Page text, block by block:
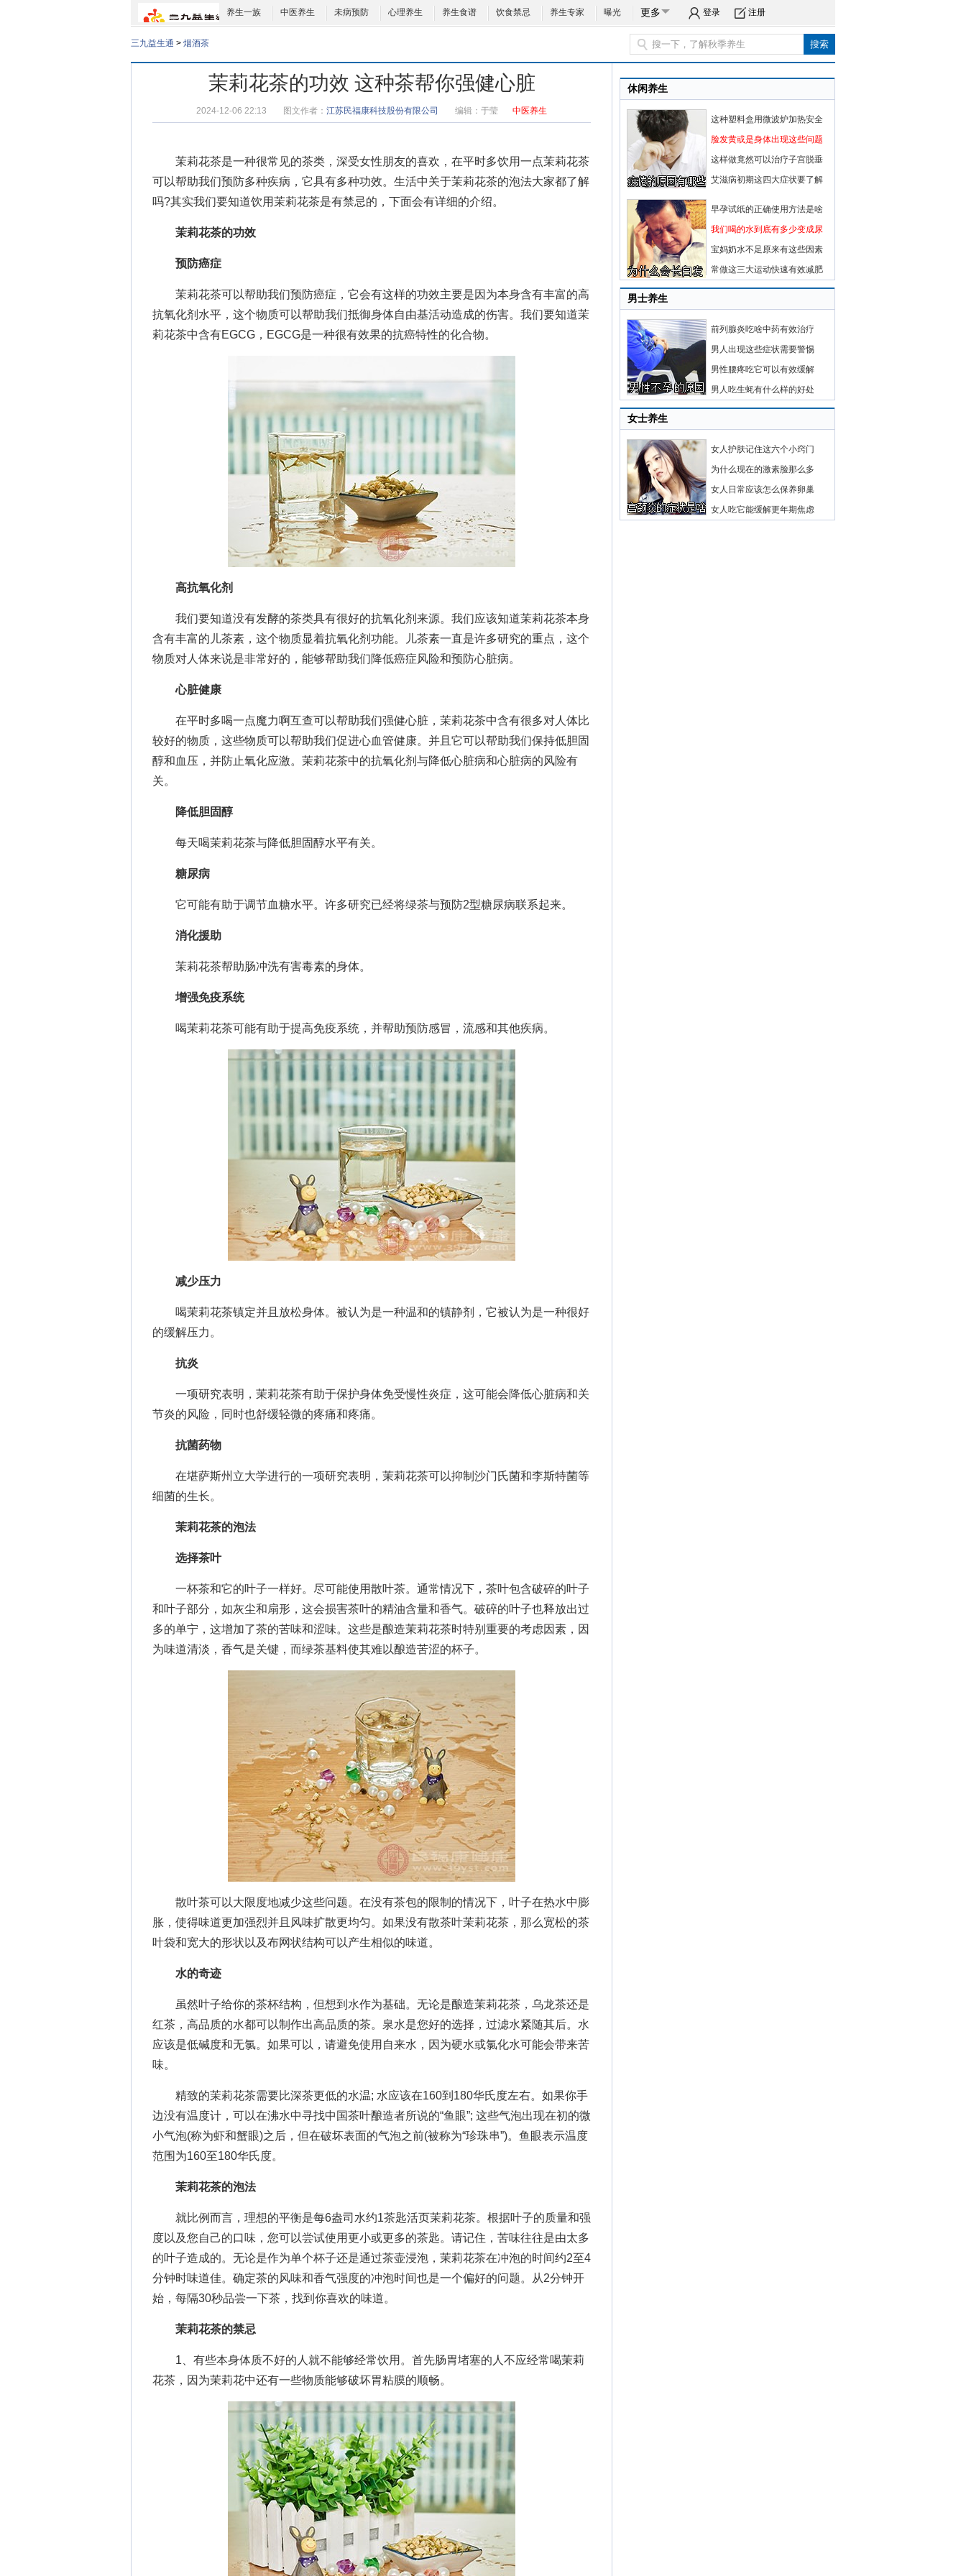
养生一族 中医养生 未病预防 心理养生 养生食谱 饮食禁忌 养生专家 曝光 更多 登录 注册
三九益生通 > 烟酒茶
茉莉花茶的功效 这种茶帮你强健心脏
2024-12-06 22:13 图文作者： 江苏民福康科技股份有限公司 编辑： 于莹 中医养生
茉莉花茶是一种很常见的茶类，深受女性朋友的喜欢，在平时多饮用一点茉莉花茶
可以帮助我们预防多种疾病，它具有多种功效。生活中关于茉莉花茶的泡法大家都了解
吗?其实我们要知道饮用茉莉花茶是有禁忌的，下面会有详细的介绍。
茉莉花茶的功效
预防癌症
茉莉花茶可以帮助我们预防癌症，它会有这样的功效主要是因为本身含有丰富的高
抗氧化剂水平，这个物质可以帮助我们抵御身体自由基活动造成的伤害。我们要知道茉
莉花茶中含有EGCG，EGCG是一种很有效果的抗癌特性的化合物。
高抗氧化剂
我们要知道没有发酵的茶类具有很好的抗氧化剂来源。我们应该知道茉莉花茶本身
含有丰富的儿茶素，这个物质显着抗氧化剂功能。儿茶素一直是许多研究的重点，这个
物质对人体来说是非常好的，能够帮助我们降低癌症风险和预防心脏病。
心脏健康
在平时多喝一点魔力啊互查可以帮助我们强健心脏，茉莉花茶中含有很多对人体比
较好的物质，这些物质可以帮助我们促进心血管健康。并且它可以帮助我们保持低胆固
醇和血压，并防止氧化应激。茉莉花茶中的抗氧化剂与降低心脏病和心脏病的风险有
关。
降低胆固醇
每天喝茉莉花茶与降低胆固醇水平有关。
糖尿病
它可能有助于调节血糖水平。许多研究已经将绿茶与预防2型糖尿病联系起来。
消化援助
茉莉花茶帮助肠冲洗有害毒素的身体。
增强免疫系统
喝茉莉花茶可能有助于提高免疫系统，并帮助预防感冒，流感和其他疾病。
减少压力
喝茉莉花茶镇定并且放松身体。被认为是一种温和的镇静剂，它被认为是一种很好
的缓解压力。
抗炎
一项研究表明，茉莉花茶有助于保护身体免受慢性炎症，这可能会降低心脏病和关
节炎的风险，同时也舒缓轻微的疼痛和疼痛。
抗菌药物
在堪萨斯州立大学进行的一项研究表明，茉莉花茶可以抑制沙门氏菌和李斯特菌等
细菌的生长。
茉莉花茶的泡法
选择茶叶
一杯茶和它的叶子一样好。尽可能使用散叶茶。通常情况下，茶叶包含破碎的叶子
和叶子部分，如灰尘和扇形，这会损害茶叶的精油含量和香气。破碎的叶子也释放出过
多的单宁，这增加了茶的苦味和涩味。这些是酿造茉莉花茶时特别重要的考虑因素，因
为味道清淡，香气是关键，而绿茶基料使其难以酿造苦涩的杯子。
散叶茶可以大限度地减少这些问题。在没有茶包的限制的情况下，叶子在热水中膨
胀，使得味道更加强烈并且风味扩散更均匀。如果没有散茶叶茉莉花茶，那么宽松的茶
叶袋和宽大的形状以及布网状结构可以产生相似的味道。
水的奇迹
虽然叶子给你的茶杯结构，但想到水作为基础。无论是酿造茉莉花茶，乌龙茶还是
红茶，高品质的水都可以制作出高品质的茶。泉水是您好的选择，过滤水紧随其后。水
应该是低碱度和无氯。如果可以，请避免使用自来水，因为硬水或氯化水可能会带来苦
味。
精致的茉莉花茶需要比深茶更低的水温; 水应该在160到180华氏度左右。如果你手
边没有温度计，可以在沸水中寻找中国茶叶酿造者所说的“鱼眼”; 这些气泡出现在初的微
小气泡(称为虾和蟹眼)之后，但在破坏表面的气泡之前(被称为“珍珠串”)。鱼眼表示温度
范围为160至180华氏度。
茉莉花茶的泡法
就比例而言，理想的平衡是每6盎司水约1茶匙活页茉莉花茶。根据叶子的质量和强
度以及您自己的口味，您可以尝试使用更小或更多的茶匙。请记住，苦味往往是由太多
的叶子造成的。无论是作为单个杯子还是通过茶壶浸泡，茉莉花茶在冲泡的时间约2至4
分钟时味道佳。确定茶的风味和香气强度的冲泡时间也是一个偏好的问题。从2分钟开
始，每隔30秒品尝一下茶，找到你喜欢的味道。
茉莉花茶的禁忌
1、有些本身体质不好的人就不能够经常饮用。首先肠胃堵塞的人不应经常喝茉莉
花茶，因为茉莉花中还有一些物质能够破坏胃粘膜的顺畅。
休闲养生
这种塑料盒用微波炉加热安全
脸发黄或是身体出现这些问题
这样做竟然可以治疗子宫脱垂
艾滋病初期这四大症状要了解
早孕试纸的正确使用方法是啥
我们喝的水到底有多少变成尿
宝妈奶水不足原来有这些因素
常做这三大运动快速有效减肥
男士养生
前列腺炎吃啥中药有效治疗
男人出现这些症状需要警惕
男性腰疼吃它可以有效缓解
男人吃生蚝有什么样的好处
女士养生
女人护肤记住这六个小窍门
为什么现在的激素脸那么多
女人日常应该怎么保养卵巢
女人吃它能缓解更年期焦虑